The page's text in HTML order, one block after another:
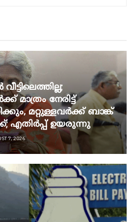
മാത്രം നേരിട്ട്
മറ്റുള്ളവർക്ക് ബാങ്ക്
എതിർപ്പ് ഉയരുന്നു
7, 2026